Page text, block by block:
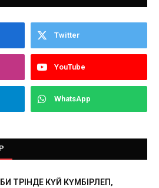
Twitter
YouTube
WhatsApp
ТӨРІНДЕ КҮЙ КҮМБІРЛЕП,